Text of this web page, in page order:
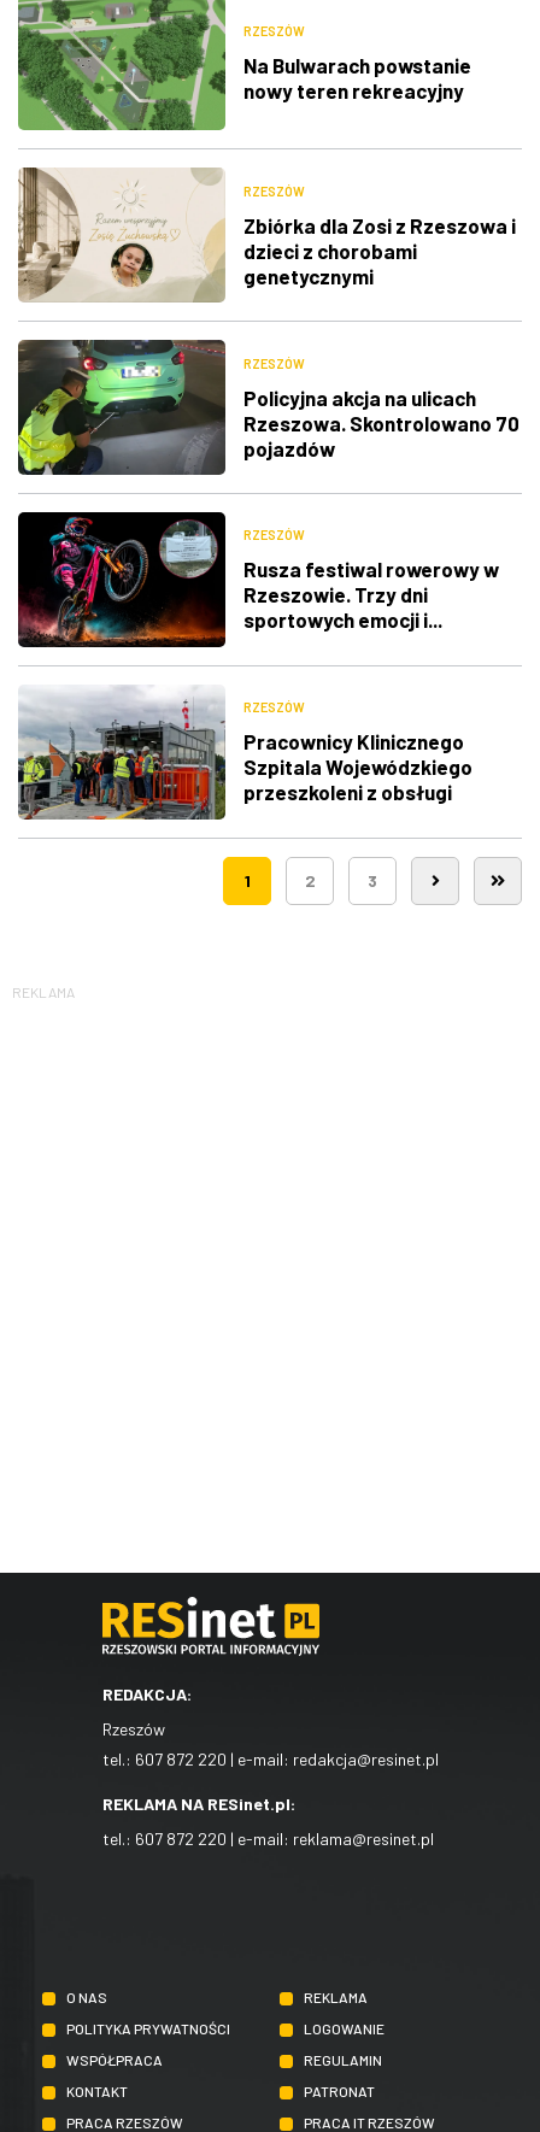
RZESZÓW
Na Bulwarach powstanie
nowy teren rekreacyjny
RZESZÓW
Zbiórka dla Zosi z Rzeszowa i
dzieci z chorobami
genetycznymi
RZESZÓW
Policyjna akcja na ulicach
Rzeszowa. Skontrolowano 70
pojazdów
RZESZÓW
Rusza festiwal rowerowy w
Rzeszowie. Trzy dni
sportowych emocji i...
RZESZÓW
Pracownicy Klinicznego
Szpitala Wojewódzkiego
przeszkoleni z obsługi
śmigłowców LPR
1 2 3
REKLAMA
REDAKCJA:
Rzeszów
tel.: 607 872 220 | e-mail: redakcja@resinet.pl
REKLAMA NA RESinet.pl:
tel.: 607 872 220 | e-mail: reklama@resinet.pl
O NAS
REKLAMA
POLITYKA PRYWATNOŚCI
LOGOWANIE
WSPÓŁPRACA
REGULAMIN
KONTAKT
PATRONAT
PRACA RZESZÓW
PRACA IT RZESZÓW